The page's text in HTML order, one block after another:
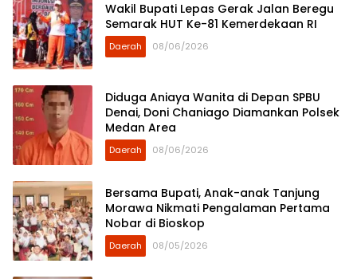
Wakil Bupati Lepas Gerak Jalan Beregu
Semarak HUT Ke-81 Kemerdekaan RI
Daerah 08/06/2026
Diduga Aniaya Wanita di Depan SPBU
Denai, Doni Chaniago Diamankan Polsek
Medan Area
Daerah 08/06/2026
Bersama Bupati, Anak-anak Tanjung
Morawa Nikmati Pengalaman Pertama
Nobar di Bioskop
Daerah 08/05/2026